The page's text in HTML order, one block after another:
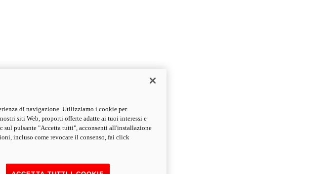
di navigazione. Utilizziamo i cookie per
siti Web, proporti offerte adatte ai tuoi interessi e
sul pulsante "Accetta tutti", acconsenti all'installazione
incluso come revocare il consenso, fai click